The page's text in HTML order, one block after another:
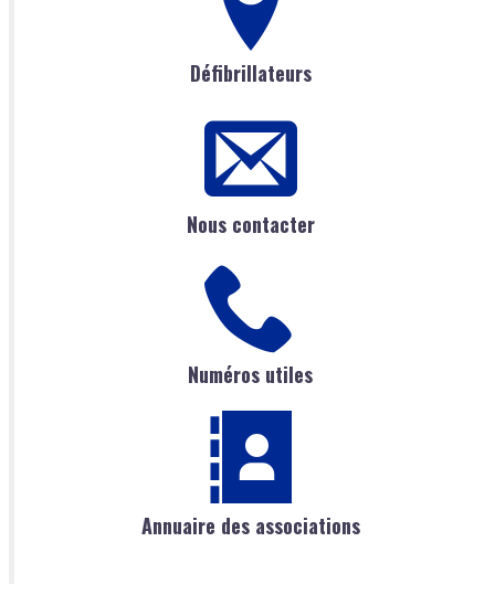
Défibrillateurs
Nous contacter
Numéros utiles
Annuaire des associations